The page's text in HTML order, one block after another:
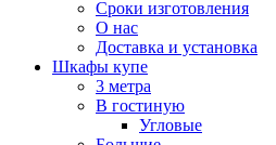
Сроки изготовления
О нас
Доставка и установка
Шкафы купе
3 метра
В гостиную
Угловые